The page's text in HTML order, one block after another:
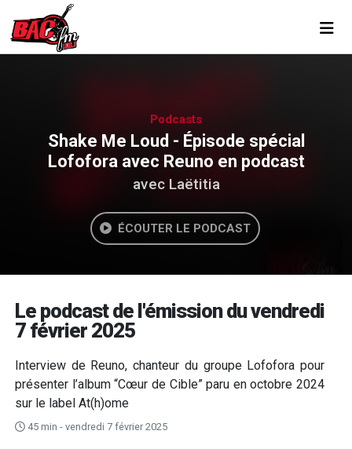
Podcasts
Shake Me Loud - Épisode spécial
Lofofora avec Reuno en podcast
avec Laëtitia
ÉCOUTER LE PODCAST
Le podcast de l'émission du vendredi
7 février 2025
Interview de Reuno, chanteur du groupe Lofofora pour
présenter l’album “Cœur de Cible” paru en octobre 2024
sur le label At(h)ome
45 min - vendredi 7 février 2025